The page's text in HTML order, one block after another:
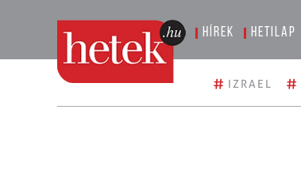
Hírek Hetilap
# IZRAEL #